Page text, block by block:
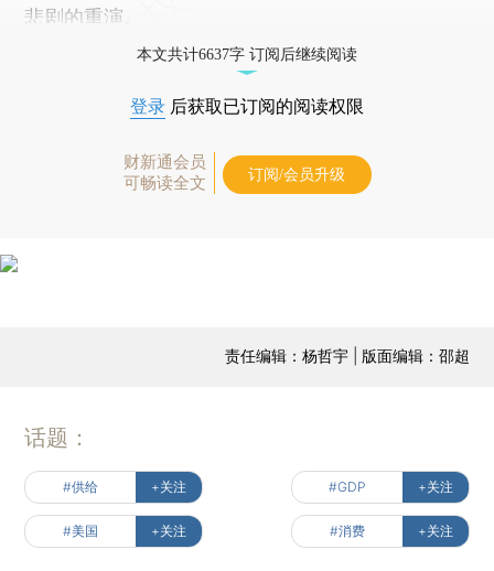
悲剧的重演。
本文共计6637字 订阅后继续阅读
登录 后获取已订阅的阅读权限
财新通会员
可畅读全文
订阅/会员升级
责任编辑：杨哲宇 | 版面编辑：邵超
话题：
#供给 +关注 #GDP +关注
#美国 +关注 #消费 +关注